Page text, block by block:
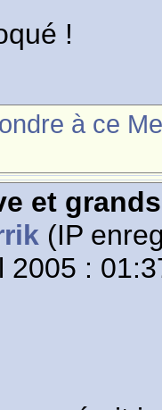
!
à ce
et
(IP
2005 :